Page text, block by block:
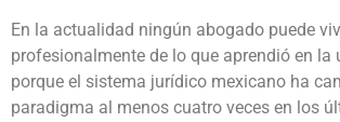
En la actualidad ningún abogado puede
profesionalmente de lo que aprendió en la
porque el sistema jurídico mexicano ha
paradigma al menos cuatro veces en los